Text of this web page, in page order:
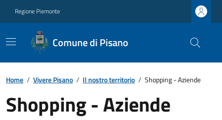
Regione Piemonte
Comune di Pisano
Home / Vivere Pisano / Il nostro territorio / Shopping - Aziende
Shopping - Aziende